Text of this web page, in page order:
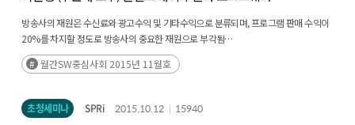
방송사의 재원은 수신료와 광고수익 및 기타수익으로 분류되며, 프로그램 판매 수익이
20%를 차지할 정도로 방송사의 중요한 재원으로 부각됨
반면 지상파의 광고수익은 빠르게 줄어들고 있으며, 이에 따라 콘텐츠 해외 수출에
방송 콘텐츠 수출 현황은 2000년 이후 지속적으로 증가하였으며, 장르별로는 드라마가
월간SW중심사회 2015년 11월호
초청세미나 SPRi 2015.10.12 15940